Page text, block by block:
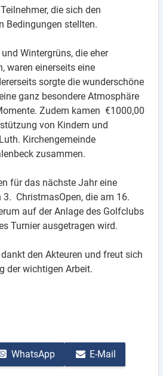
die sich den
Bedingungen stellten.
Wintergrüns, die eher
waren einerseits eine
sorgte die wunderschöne
ganz besondere Atmosphäre
Zudem kamen €1000,00
von Kindern und
Kirchengemeinde
zusammen.
für das nächste Jahr eine
3. ChristmasOpen, die am 16.
auf der Anlage des Golfclubs
Turnier ausgetragen wird.
den Akteuren und freut sich
der wichtigen Arbeit.
WhatsApp E-Mail